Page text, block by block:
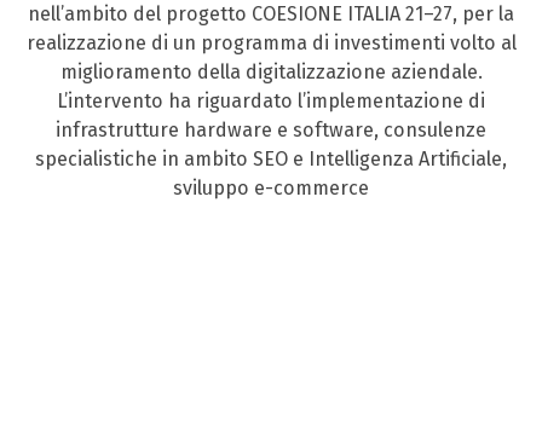
nell’ambito del progetto COESIONE ITALIA 21–27, per la
realizzazione di un programma di investimenti volto al
miglioramento della digitalizzazione aziendale.
L’intervento ha riguardato l’implementazione di
infrastrutture hardware e software, consulenze
specialistiche in ambito SEO e Intelligenza Artificiale,
sviluppo e-commerce